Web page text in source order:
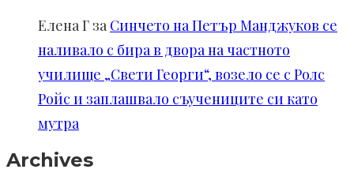
Елена Г за Синчето на Петър Манджуков се
наливало с бира в двора на частното
училище „Свети Георги“, возело се с Ролс
Ройс и заплашвало съучениците си като
мутра
Archives